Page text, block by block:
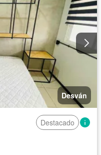
Desván
Destacado